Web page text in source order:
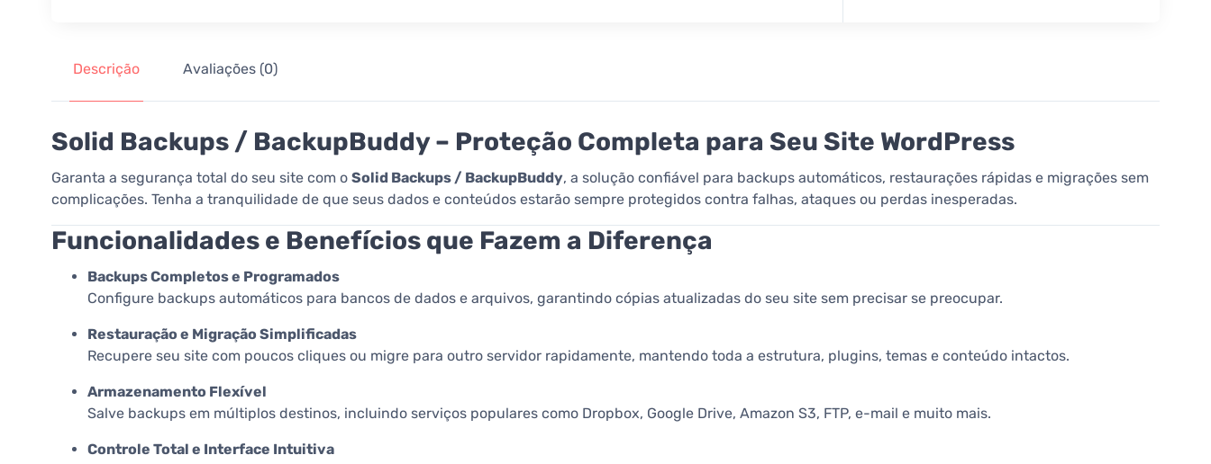
Descrição Avaliações (0)
Solid Backups / BackupBuddy – Proteção Completa para Seu Site WordPress
Garanta a segurança total do seu site com o Solid Backups / BackupBuddy, a solução confiável para backups automáticos, restaurações rápidas e migrações sem
complicações. Tenha a tranquilidade de que seus dados e conteúdos estarão sempre protegidos contra falhas, ataques ou perdas inesperadas.
Funcionalidades e Benefícios que Fazem a Diferença
Backups Completos e Programados
Configure backups automáticos para bancos de dados e arquivos, garantindo cópias atualizadas do seu site sem precisar se preocupar.
Restauração e Migração Simplificadas
Recupere seu site com poucos cliques ou migre para outro servidor rapidamente, mantendo toda a estrutura, plugins, temas e conteúdo intactos.
Armazenamento Flexível
Salve backups em múltiplos destinos, incluindo serviços populares como Dropbox, Google Drive, Amazon S3, FTP, e-mail e muito mais.
Controle Total e Interface Intuitiva